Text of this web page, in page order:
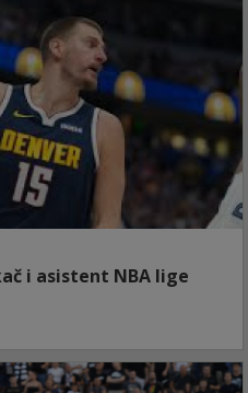
i asistent NBA lige